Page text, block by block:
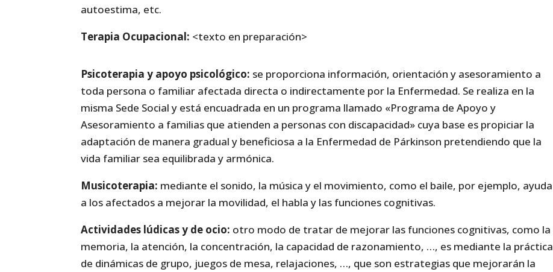
autoestima, etc.
Terapia Ocupacional: <texto en preparación>
Psicoterapia y apoyo psicológico: se proporciona información, orientación y asesoramiento a
toda persona o familiar afectada directa o indirectamente por la Enfermedad. Se realiza en la
misma Sede Social y está encuadrada en un programa llamado «Programa de Apoyo y
Asesoramiento a familias que atienden a personas con discapacidad» cuya base es propiciar la
adaptación de manera gradual y beneficiosa a la Enfermedad de Párkinson pretendiendo que la
vida familiar sea equilibrada y armónica.
Musicoterapia: mediante el sonido, la música y el movimiento, como el baile, por ejemplo, ayuda
a los afectados a mejorar la movilidad, el habla y las funciones cognitivas.
Actividades lúdicas y de ocio: otro modo de tratar de mejorar las funciones cognitivas, como la
memoria, la atención, la concentración, la capacidad de razonamiento, …, es mediante la práctica
de dinámicas de grupo, juegos de mesa, relajaciones, …, que son estrategias que mejorarán la